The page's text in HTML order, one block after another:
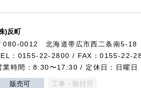
)反町
080-0012 北海道帯広市西二条南5-18
：0155-22-2800 / FAX：0155-22-
業時間：8:30〜17:30 / 定休日：日曜日
販売可 工事・取付可